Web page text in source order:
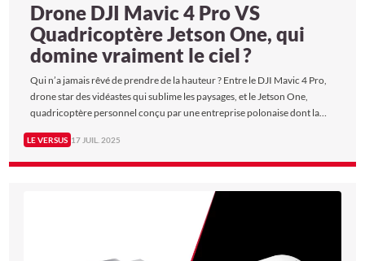
Drone DJI Mavic 4 Pro VS
Quadricoptère Jetson One, qui
domine vraiment le ciel ?
Qui n’a jamais rêvé de prendre de la hauteur ? Entre le DJI Mavic 4 Pro,
drone star des vidéastes qui sublime les paysages, et le Jetson One,
quadricoptère personnel conçu par une entreprise polonaise dont la
aérienne n’a jamais été aussi tangible. Deux machines, deux façons de
repousser les limites : alors, laquelle redéfinit véritablement notre
LE VERSUS 17 JUIL. 2025